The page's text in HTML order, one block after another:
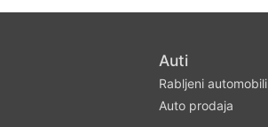
Auti
Rabljeni automobili
Auto prodaja